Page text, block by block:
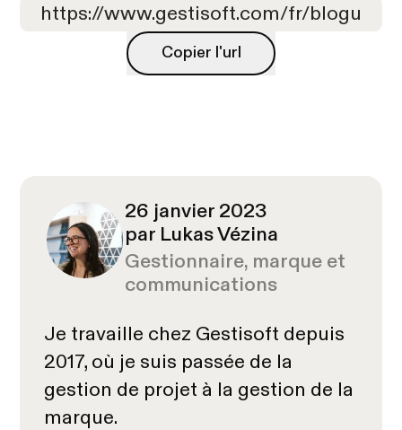
Copier l'url
26 janvier 2023
par Lukas Vézina
Gestionnaire, marque et
communications
Je travaille chez Gestisoft depuis
2017, où je suis passée de la
gestion de projet à la gestion de la
marque.